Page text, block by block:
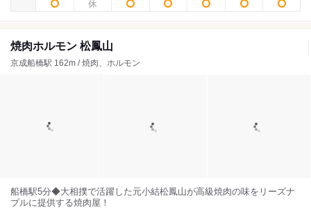
焼肉ホルモン 松鳳山
京成船橋駅 162m / 焼肉、ホルモン
船橋駅5分◆大相撲で活躍した元小結松鳳山が高級焼肉の味をリーズナ
ブルに提供する焼肉屋！